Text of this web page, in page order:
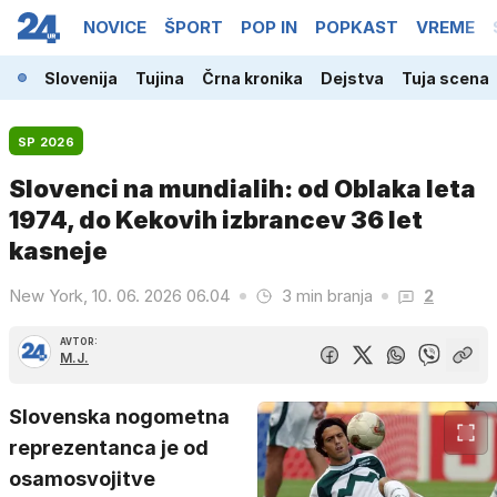
NOVICE ŠPORT POP IN POPKAST VREME
Slovenija Tujina Črna kronika Dejstva Tuja scena
SP 2026
Slovenci na mundialih: od Oblaka leta
1974, do Kekovih izbrancev 36 let
kasneje
New York, 10. 06. 2026 06.04 3 min branja 2
AVTOR:
M.J.
Slovenska nogometna
reprezentanca je od
osamosvojitve